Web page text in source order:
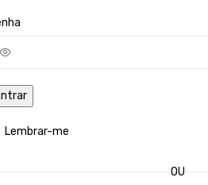
Lembrar-me
OU